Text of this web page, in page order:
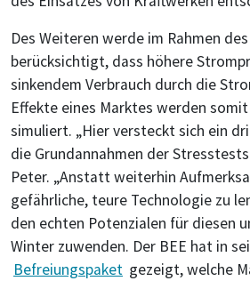
Des Weiteren werde im Rahmen
berücksichtigt, dass höhere
sinkendem Verbrauch durch die
Effekte eines Marktes werden
simuliert. „Hier versteckt sich ein
die Grundannahmen der
Peter. „Anstatt weiterhin
gefährliche, teure Technologie zu
den echten Potenzialen für diesen
Winter zuwenden. Der BEE hat in
Befreiungspaket gezeigt, welche